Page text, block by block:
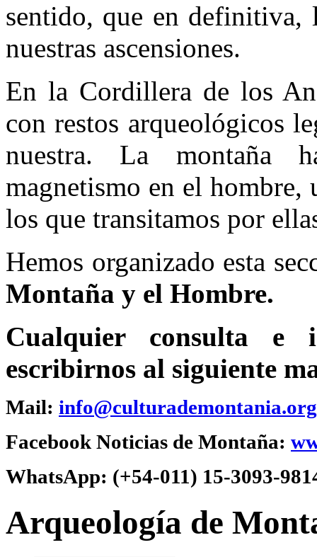
sentido, que en definitiva,
nuestras ascensiones.
En la Cordillera de los
con restos arqueológicos
nuestra. La montaña
magnetismo en el hombre,
los que transitamos por
Hemos organizado esta
Montaña y el Hombre.
Cualquier consulta e
escribirnos al siguiente
Mail:
Facebook Noticias de Montaña:
WhatsApp: (+54-011) 15-3093-
Arqueología de